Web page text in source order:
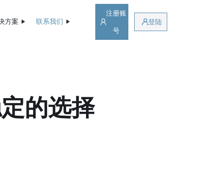
方案 联系我们
注册账
号
登陆
的选择